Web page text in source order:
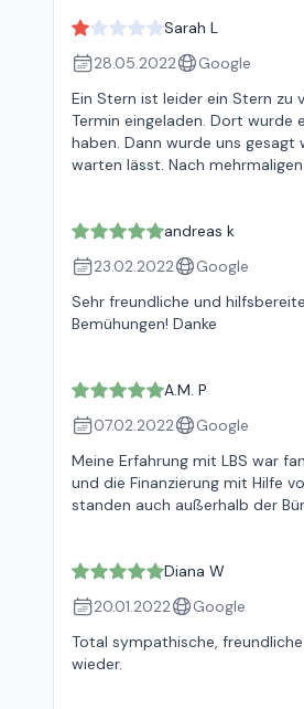
Sarah L
28.05.2022
Google
Ein Stern ist leider ein Stern zu
Termin eingeladen. Dort wurde
haben. Dann wurde uns
warten lässt. Nach
andreas k
23.02.2022
Google
Sehr freundliche und
Bemühungen! Danke
A.M. P
07.02.2022
Google
Meine Erfahrung mit LBS war
und die Finanzierung mit Hilfe
standen auch außerhalb der
Diana W
20.01.2022
Google
Total sympathische,
wieder.